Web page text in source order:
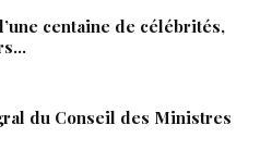
centaine de célébrités,
du Conseil des Ministres